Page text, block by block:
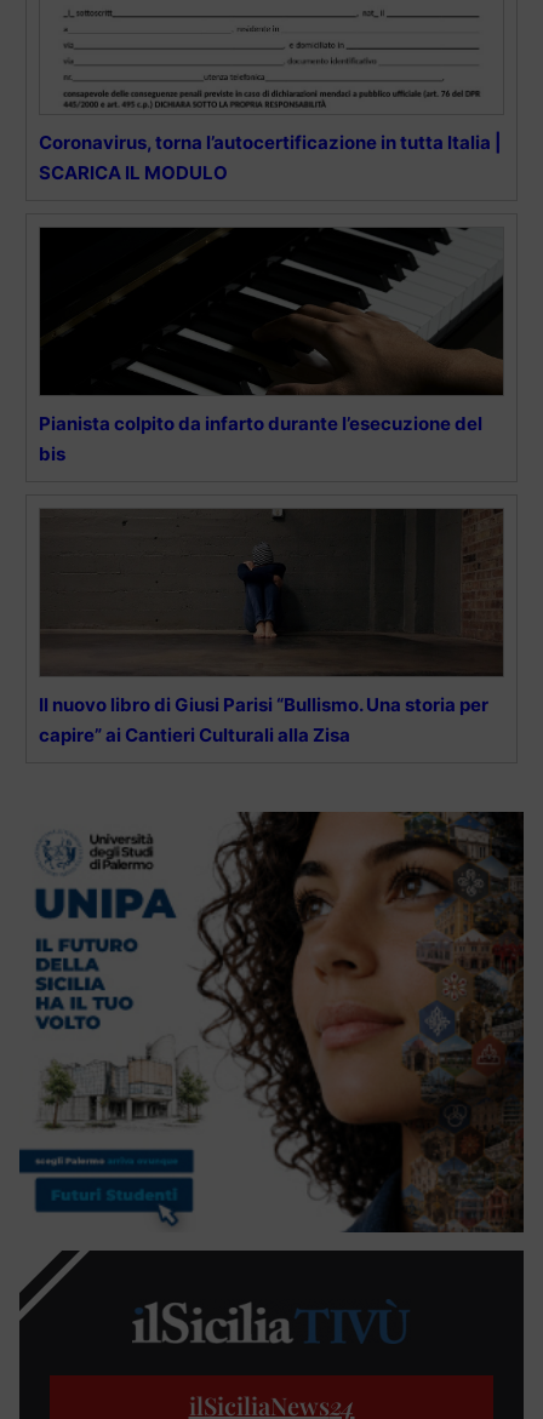
Coronavirus, torna l’autocertificazione in tutta Italia |
SCARICA IL MODULO
Pianista colpito da infarto durante l’esecuzione del
bis
Il nuovo libro di Giusi Parisi “Bullismo. Una storia per
capire” ai Cantieri Culturali alla Zisa
ilSiciliaNews24